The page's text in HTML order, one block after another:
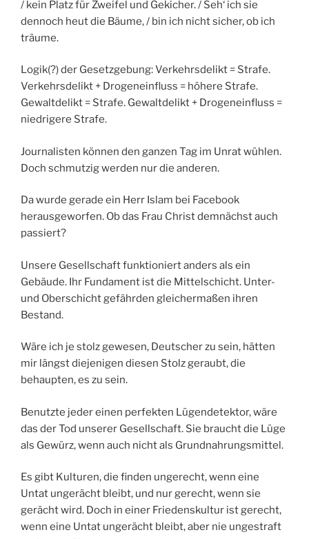
/ kein Platz für Zweifel und Gekicher. / Seh‘ ich sie
dennoch heut die Bäume, / bin ich nicht sicher, ob ich
träume.
Logik(?) der Gesetzgebung: Verkehrsdelikt = Strafe.
Verkehrsdelikt + Drogeneinfluss = höhere Strafe.
Gewaltdelikt = Strafe. Gewaltdelikt + Drogeneinfluss =
niedrigere Strafe.
Journalisten können den ganzen Tag im Unrat wühlen.
Doch schmutzig werden nur die anderen.
Da wurde gerade ein Herr Islam bei Facebook
herausgeworfen. Ob das Frau Christ demnächst auch
passiert?
Unsere Gesellschaft funktioniert anders als ein
Gebäude. Ihr Fundament ist die Mittelschicht. Unter-
und Oberschicht gefährden gleichermaßen ihren
Bestand.
Wäre ich je stolz gewesen, Deutscher zu sein, hätten
mir längst diejenigen diesen Stolz geraubt, die
behaupten, es zu sein.
Benutzte jeder einen perfekten Lügendetektor, wäre
das der Tod unserer Gesellschaft. Sie braucht die Lüge
als Gewürz, wenn auch nicht als Grundnahrungsmittel.
Es gibt Kulturen, die finden ungerecht, wenn eine
Untat ungerächt bleibt, und nur gerecht, wenn sie
gerächt wird. Doch in einer Friedenskultur ist gerecht,
wenn eine Untat ungerächt bleibt, aber nie ungestraft